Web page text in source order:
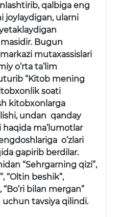
qalbiga eng
joylaydigan, ularni
Bugun
mutaxassislari
o’rta ta’lim
“Kitob mening
soati
kitobxonlarga
undan qanday
ma’lumotlar
o’zlari
gapirib berdilar.
“Sehrgarning qizi”,
“Oltin beshik”,
“Bo’ri bilan mergan”
uchun tavsiya qilindi.